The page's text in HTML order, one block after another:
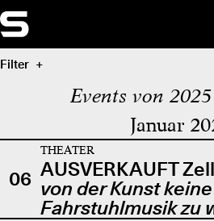
Filter
Events von
Januar
06
THEATER
AUSVERKAUFT
von der Kunst keine
Fahrstuhlmusik zu